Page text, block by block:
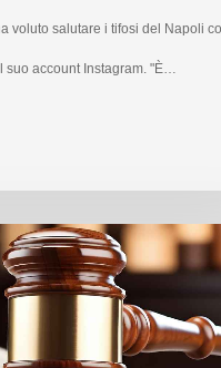
voluto salutare i tifosi del Napoli
account Instagram. "È…